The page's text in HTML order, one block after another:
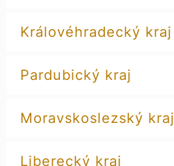
Královéhradecký kraj
Pardubický kraj
Moravskoslezský kraj
Liberecký kraj